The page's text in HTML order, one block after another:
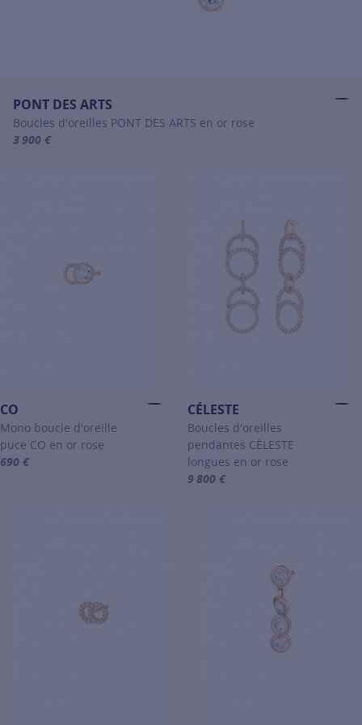
PONT DES ARTS
Boucles d'oreilles PONT DES ARTS en or rose
3 900 €
CO
Mono boucle d'oreille
puce CO en or rose
690 €
For more information about CO, click on the following link
CÉLESTE
Boucles d'oreilles
pendantes CÉLESTE
longues en or rose
9 800 €